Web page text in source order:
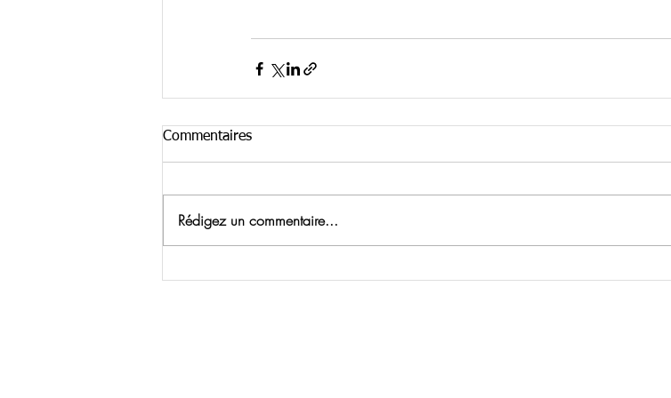
Commentaires
Rédigez un commentaire...